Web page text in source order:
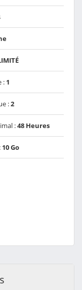
: 1
:2
:48 Heures
10 Go